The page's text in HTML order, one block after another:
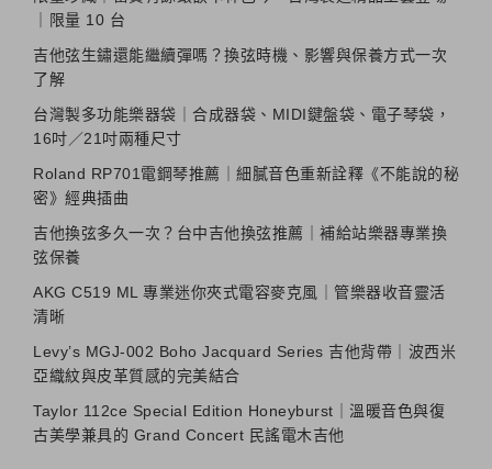
｜限量 10 台
吉他弦生鏽還能繼續彈嗎？換弦時機、影響與保養方式一次
了解
台灣製多功能樂器袋｜合成器袋、MIDI鍵盤袋、電子琴袋，
16吋／21吋兩種尺寸
Roland RP701電鋼琴推薦｜細膩音色重新詮釋《不能說的秘
密》經典插曲
吉他換弦多久一次？台中吉他換弦推薦｜補給站樂器專業換
弦保養
AKG C519 ML 專業迷你夾式電容麥克風｜管樂器收音靈活
清晰
Levy’s MGJ-002 Boho Jacquard Series 吉他背帶｜波西米
亞織紋與皮革質感的完美結合
Taylor 112ce Special Edition Honeyburst｜溫暖音色與復
古美學兼具的 Grand Concert 民謠電木吉他